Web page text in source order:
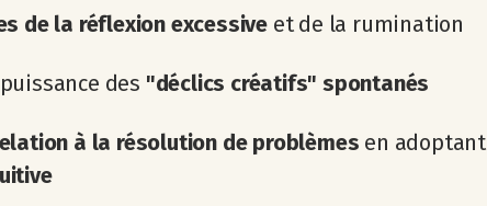
de la réflexion excessive et de la rumination
des "déclics créatifs" spontanés
à la résolution de problèmes en adoptant